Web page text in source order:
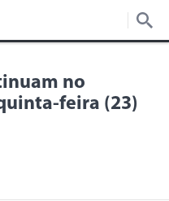
no
feira (23)